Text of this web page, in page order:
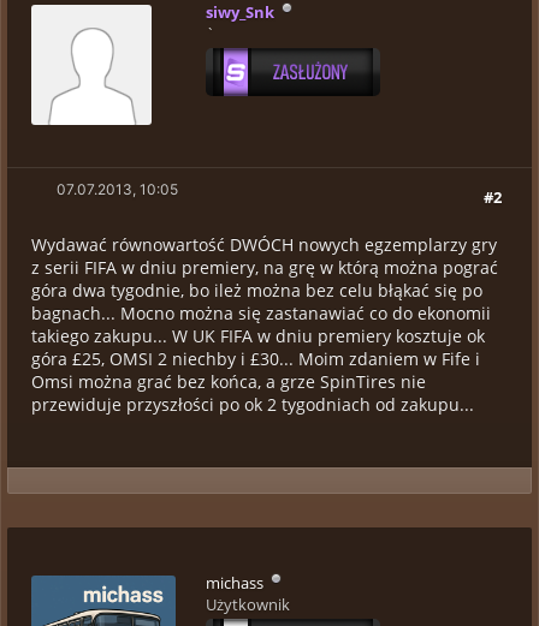
siwy_Snk
`
#2
07.07.2013, 10:05
Wydawać równowartość DWÓCH nowych egzemplarzy gry
z serii FIFA w dniu premiery, na grę w którą można pograć
góra dwa tygodnie, bo ileż można bez celu błąkać się po
bagnach... Mocno można się zastanawiać co do ekonomii
takiego zakupu... W UK FIFA w dniu premiery kosztuje ok
góra £25, OMSI 2 niechby i £30... Moim zdaniem w Fife i
Omsi można grać bez końca, a grze SpinTires nie
przewiduje przyszłości po ok 2 tygodniach od zakupu...
michass
Użytkownik